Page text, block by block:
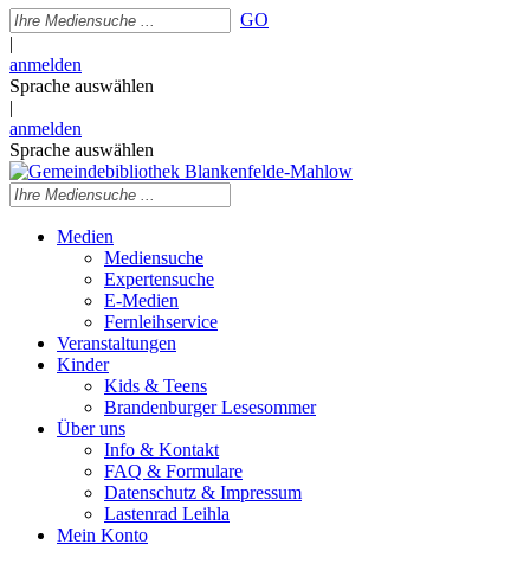
GO
|
anmelden
Sprache auswählen
|
anmelden
Sprache auswählen
Medien
Mediensuche
Expertensuche
E-Medien
Fernleihservice
Veranstaltungen
Kinder
Kids & Teens
Brandenburger Lesesommer
Über uns
Info & Kontakt
FAQ & Formulare
Datenschutz & Impressum
Lastenrad Leihla
Mein Konto